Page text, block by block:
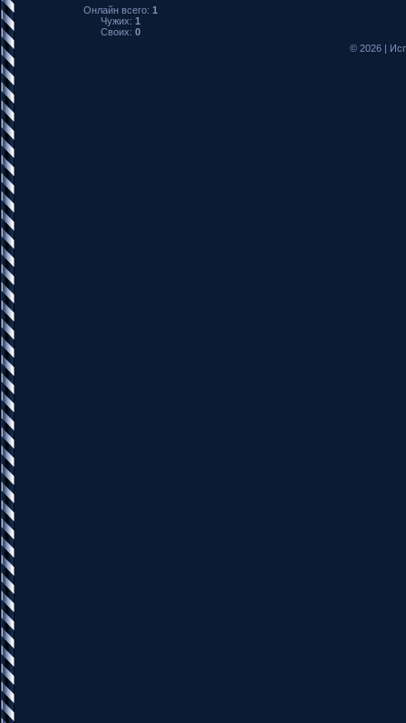
Онлайн всего: 1
Чужих: 1
Своих: 0
© 2026|